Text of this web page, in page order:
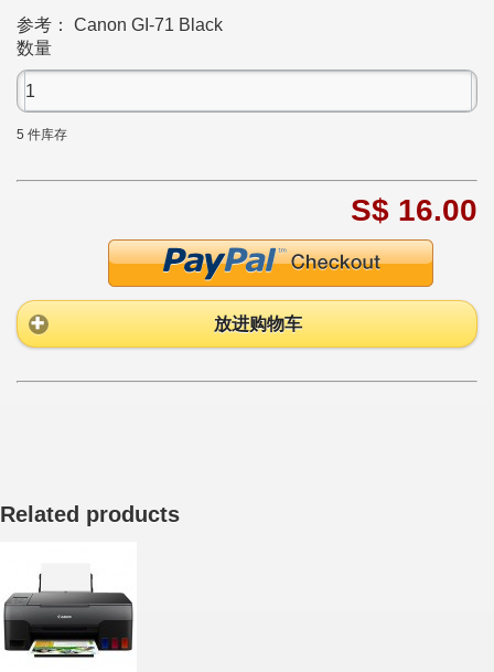
参考： Canon GI-71 Black
数量
5 件库存
S$ 16.00
放进购物车
Related products